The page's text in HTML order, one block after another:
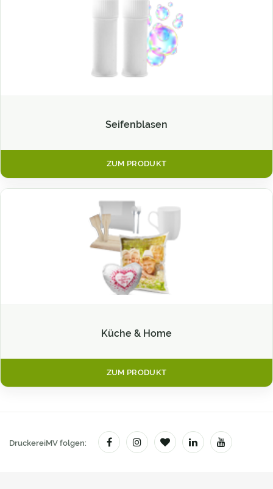
Seifenblasen
ZUM PRODUKT
Küche & Home
ZUM PRODUKT
DruckereiMV folgen: